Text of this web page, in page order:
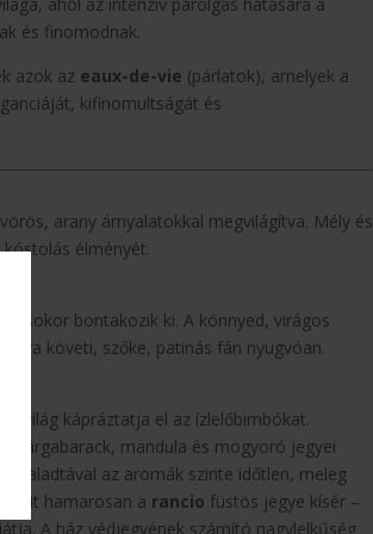
és finomodnak.
azok az eaux-de-vie (párlatok), amelyek a
kifinomultságát és
arany árnyalatokkal megvilágítva. Mély és
élményét.
bontakozik ki. A könnyed, virágos
követi, szőke, patinás fán nyugvóan.
ízvilág kápráztatja el az ízlelőbimbókat.
sárgabarack, mandula és mogyoró jegyei
az aromák szinte időtlen, meleg
amit hamarosan a rancio füstös jegye kísér –
A ház védjegyének számító nagylelkűség